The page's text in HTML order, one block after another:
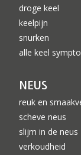
droge keel
keelpijn
snurken
alle keel
NEUS
reuk en
scheve neus
slijm in de neus
verkoudheid